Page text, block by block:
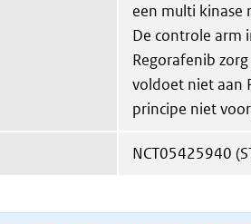
een multi kinase
De controle arm
Regorafenib
voldoet niet aan
principe niet
NCT05425940